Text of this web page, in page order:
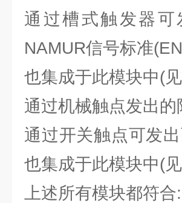
通过槽式触发器
NAMUR信号标准
也集成于此模块中(
通过机械触点发出
通过开关触点可发
也集成于此模块中(
上述所有模块都符合: